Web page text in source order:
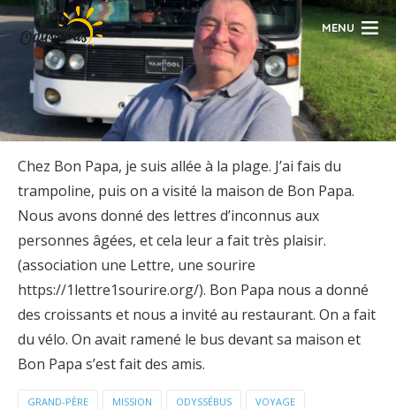
MENU
Chez Bon Papa, je suis allée à la plage. J’ai fais du
trampoline, puis on a visité la maison de Bon Papa.
Nous avons donné des lettres d’inconnus aux
personnes âgées, et cela leur a fait très plaisir.
(association une Lettre, une sourire
https://1lettre1sourire.org/). Bon Papa nous a donné
des croissants et nous a invité au restaurant. On a fait
du vélo. On avait ramené le bus devant sa maison et
Bon Papa s’est fait des amis.
GRAND-PÈRE MISSION ODYSSÉBUS VOYAGE